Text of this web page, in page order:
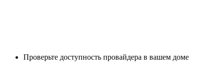
Проверьте доступность провайдера в вашем доме